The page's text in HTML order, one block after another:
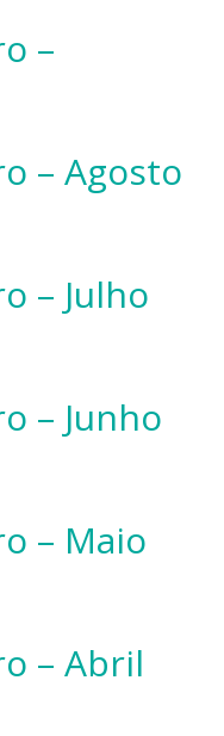
–
– Agosto
– Julho
– Junho
– Maio
– Abril